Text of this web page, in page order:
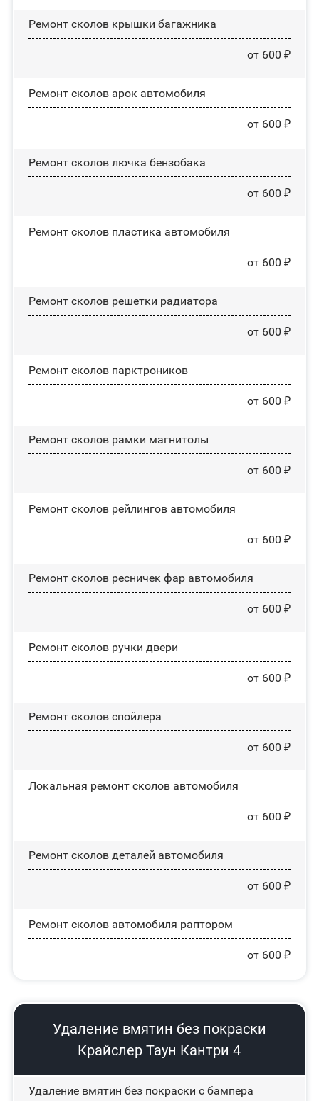
Ремонт сколов крышки багажника
от 600 ₽
Ремонт сколов арок автомобиля
от 600 ₽
Ремонт сколов лючка бензобака
от 600 ₽
Ремонт сколов пластика автомобиля
от 600 ₽
Ремонт сколов решетки радиатора
от 600 ₽
Ремонт сколов парктроников
от 600 ₽
Ремонт сколов рамки магнитолы
от 600 ₽
Ремонт сколов рейлингов автомобиля
от 600 ₽
Ремонт сколов ресничек фар автомобиля
от 600 ₽
Ремонт сколов ручки двери
от 600 ₽
Ремонт сколов спойлера
от 600 ₽
Локальная ремонт сколов автомобиля
от 600 ₽
Ремонт сколов деталей автомобиля
от 600 ₽
Ремонт сколов автомобиля раптором
от 600 ₽
Удаление вмятин без покраски
Крайслер Таун Кантри 4
Удаление вмятин без покраски с бампера